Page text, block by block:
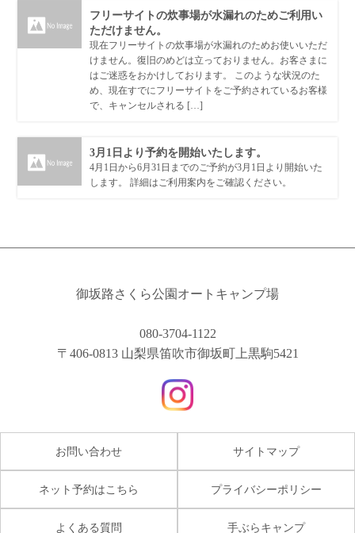
フリーサイトの炊事場が水漏れのためご利用い
ただけません。
現在フリーサイトの炊事場が水漏れのためお使いいただ
けません。復旧のめどは立っておりません。お客さまに
はご迷惑をおかけしております。 このような状況のた
め、現在すでにフリーサイトをご予約されているお客様
で、キャンセルされる […]
3月1日より予約を開始いたします。
4月1日から6月31日までのご予約が3月1日より開始いた
します。 詳細はご利用案内をご確認ください。
御坂路さくら公園オートキャンプ場
080-3704-1122
〒406-0813 山梨県笛吹市御坂町上黒駒5421
お問い合わせ サイトマップ
ネット予約はこちら プライバシーポリシー
よくある質問 手ぶらキャンプ